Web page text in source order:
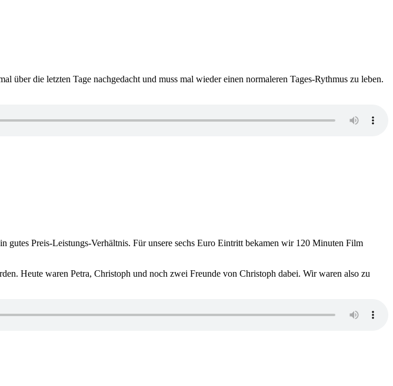
die letzten Tage nachgedacht und muss mal wieder einen normaleren Tages-Rythmus zu leben.
gutes Preis-Leistungs-Verhältnis. Für unsere sechs Euro Eintritt bekamen wir 120 Minuten Film
Heute waren Petra, Christoph und noch zwei Freunde von Christoph dabei. Wir waren also zu